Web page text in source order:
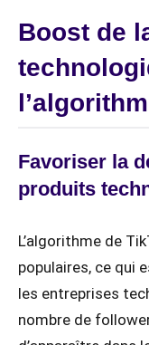
Boost de
Favoriser la
produits
L’algorithme de
populaires, ce qui
les entreprises
nombre de